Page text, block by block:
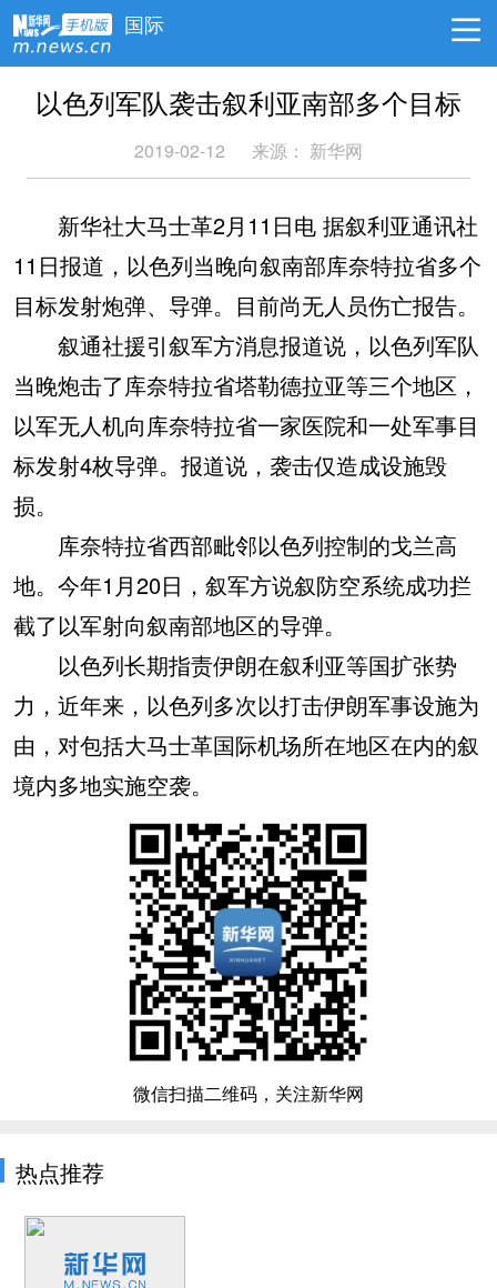
国际
以色列军队袭击叙利亚南部多个目标
2019-02-12 来源： 新华网
新华社大马士革2月11日电 据叙利亚通讯社
11日报道，以色列当晚向叙南部库奈特拉省多个
目标发射炮弹、导弹。目前尚无人员伤亡报告。
叙通社援引叙军方消息报道说，以色列军队
当晚炮击了库奈特拉省塔勒德拉亚等三个地区，
以军无人机向库奈特拉省一家医院和一处军事目
标发射4枚导弹。报道说，袭击仅造成设施毁
损。
库奈特拉省西部毗邻以色列控制的戈兰高
地。今年1月20日，叙军方说叙防空系统成功拦
截了以军射向叙南部地区的导弹。
以色列长期指责伊朗在叙利亚等国扩张势
力，近年来，以色列多次以打击伊朗军事设施为
由，对包括大马士革国际机场所在地区在内的叙
境内多地实施空袭。
微信扫描二维码，关注新华网
热点推荐